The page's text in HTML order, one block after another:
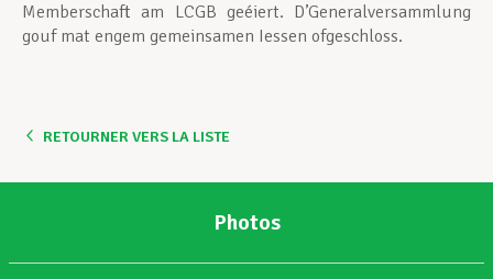
Memberschaft am LCGB geéiert. D’Generalversammlung
gouf mat engem gemeinsamen Iessen ofgeschloss.
RETOURNER VERS LA LISTE
Photos